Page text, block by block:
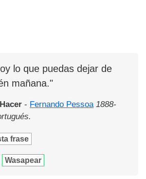
lo que puedas dejar de
mañana."
- Fernando Pessoa 1888-
frase
Wasapear